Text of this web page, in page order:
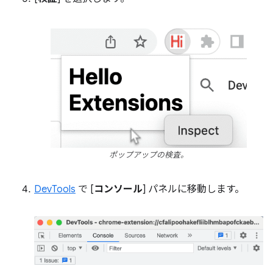
ポップアップの検査。
DevTools で [コンソール] パネルに移動します。